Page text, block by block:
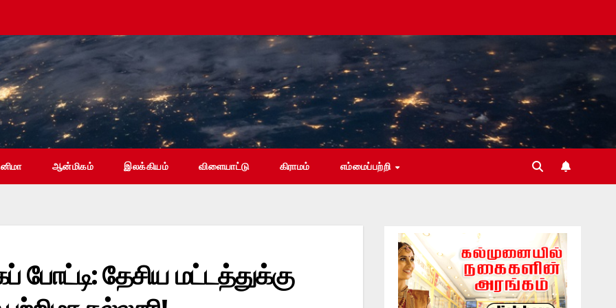
ஆன்மிகம் இலக்கியம் விளையாட்டு கிராமம் எம்மைப்பற்றி
போட்டி: தேசிய மட்டத்துக்கு